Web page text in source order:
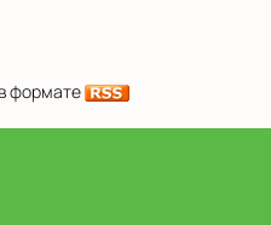
формате